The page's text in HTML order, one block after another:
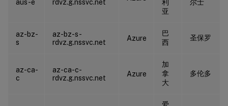
aus-e
rdvz.g.nssvc.net
利
亚
尔士
az-bz-
s
az-bz-s-
rdvz.g.nssvc.net
Azure
巴
西
圣保罗
az-ca-
c
az-ca-c-
rdvz.g.nssvc.net
Azure
加
拿
大
多伦多
爱